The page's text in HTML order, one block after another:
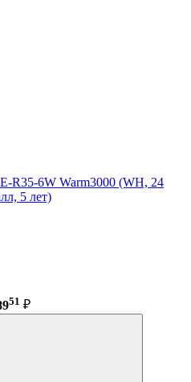
R35-6W Warm3000 (WH, 24
5 лет)
51 ₽